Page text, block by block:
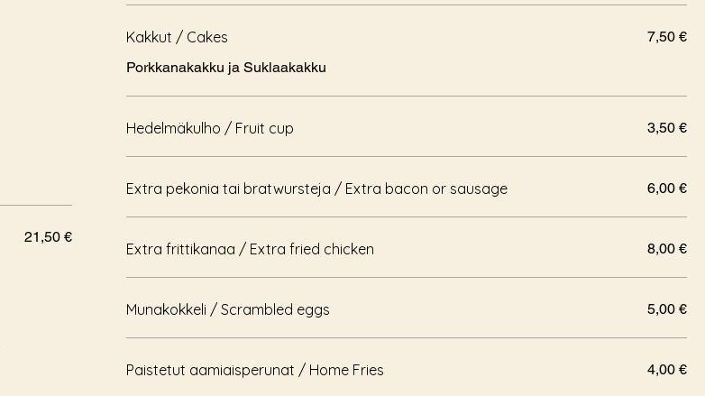
21,50 €
Kakkut / Cakes
Porkkanakakku ja Suklaakakku
7,50 €
Hedelmäkulho / Fruit cup 3,50 €
Extra pekonia tai bratwursteja / Extra bacon or sausage 6,00 €
Extra frittikanaa / Extra fried chicken 8,00 €
Munakokkeli / Scrambled eggs 5,00 €
Paistetut aamiaisperunat / Home Fries 4,00 €